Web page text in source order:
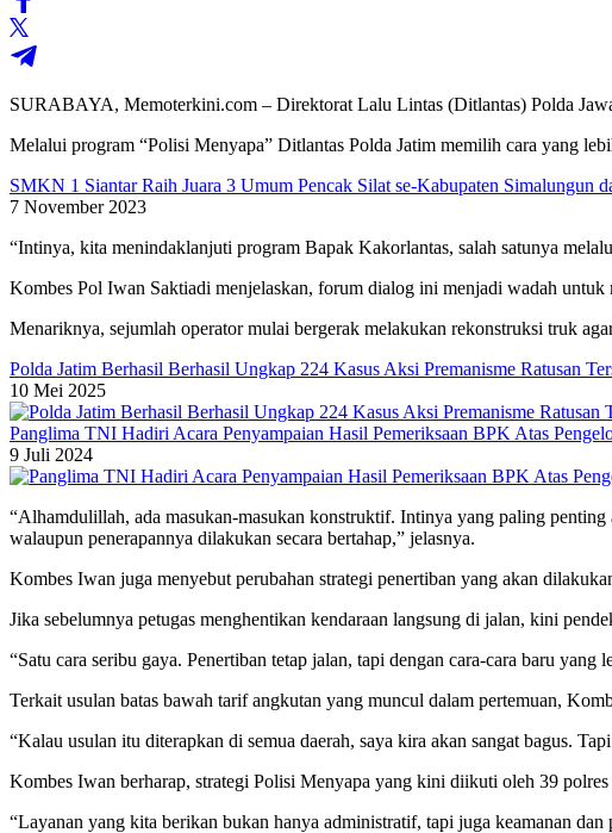
SURABAYA, Memoterkini.com – Direktorat Lalu Lintas (Ditlantas) Polda
Melalui program “Polisi Menyapa” Ditlantas Polda Jatim memilih cara yang
SMKN 1 Siantar Raih Juara 3 Umum Pencak Silat se-Kabupaten Simalungun
7 November 2023
“Intinya, kita menindaklanjuti program Bapak Kakorlantas, salah satunya
Kombes Pol Iwan Saktiadi menjelaskan, forum dialog ini menjadi wadah
Menariknya, sejumlah operator mulai bergerak melakukan rekonstruksi truk
Polda Jatim Berhasil Berhasil Ungkap 224 Kasus Aksi Premanisme Ratusan
10 Mei 2025
Panglima TNI Hadiri Acara Penyampaian Hasil Pemeriksaan BPK Atas
9 Juli 2024
“Alhamdulillah, ada masukan-masukan konstruktif. Intinya yang paling
walaupun penerapannya dilakukan secara bertahap,” jelasnya.
Kombes Iwan juga menyebut perubahan strategi penertiban yang akan
Jika sebelumnya petugas menghentikan kendaraan langsung di jalan, kini
“Satu cara seribu gaya. Penertiban tetap jalan, tapi dengan cara-cara baru
Terkait usulan batas bawah tarif angkutan yang muncul dalam pertemuan,
“Kalau usulan itu diterapkan di semua daerah, saya kira akan sangat bagus.
Kombes Iwan berharap, strategi Polisi Menyapa yang kini diikuti oleh 39
“Layanan yang kita berikan bukan hanya administratif, tapi juga keamanan